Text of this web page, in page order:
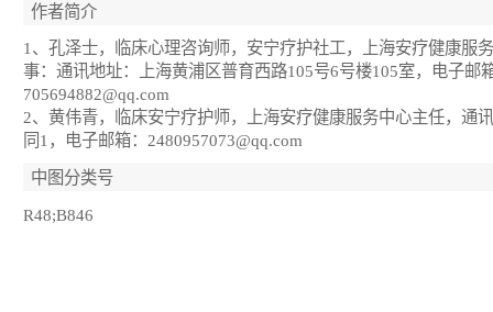
作者简介
1、孔泽士，临床心理咨询师，安宁疗护社工，上海安疗健康服
事：通讯地址：上海黄浦区普育西路105号6号楼105室，电子邮
705694882@qq.com
2、黄伟青，临床安宁疗护师，上海安疗健康服务中心主任，通
同1，电子邮箱：2480957073@qq.com
中图分类号
R48;B846